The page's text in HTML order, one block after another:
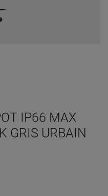
IP66 MAX
GRIS URBAIN